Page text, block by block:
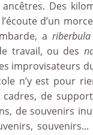
Des
d’un
a riberbula
travail, ou des
improvisateurs
n’y est pour
de
de souvenirs
souvenirs...